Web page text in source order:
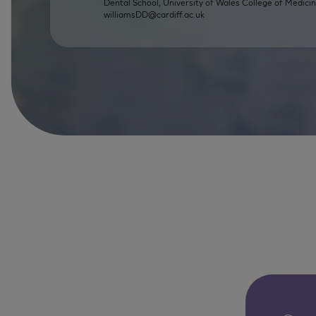
Dental School, University of Wales College of
williamsDD@cardiff.ac.uk